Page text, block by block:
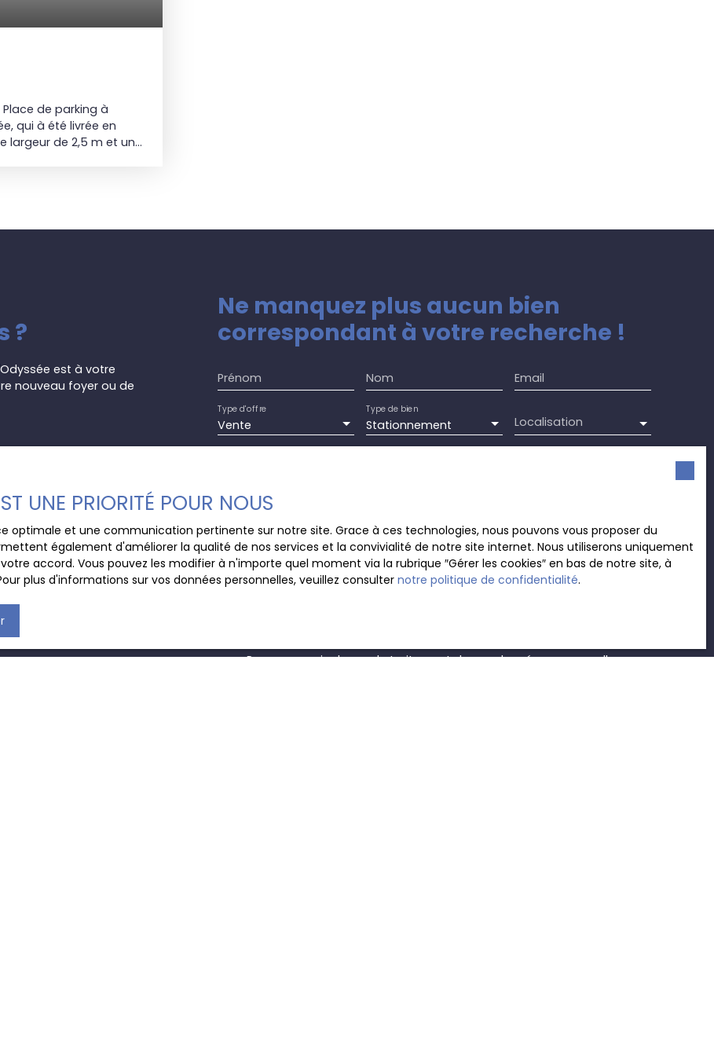
de parking à
qui à été livrée en
largeur de 2,5 m et une
?
est à votre
nouveau foyer ou de
Ne manquez plus aucun bien
correspondant à votre recherche !
Prénom Nom Email
Vente
Type d'offre
Stationnement
Type de bien
Localisation
J'accepte le traitement de mes données personnelles conformément
au RGPD. Si vous ne souhaitez pas faire l'objet de prospection
commerciale par voie téléphonique, vous pouvez vous inscrire
gratuitement sur la liste d'opposition au démarchage téléphonique,
prévu par l'article L223-1 du code de la consommation, sur le site
Pour en savoir plus sur le traitement de vos données personnelles,
UNE PRIORITÉ POUR NOUS
optimale et une communication pertinente sur notre site. Grace à ces technologies, nous pouvons vous proposer du
également d'améliorer la qualité de nos services et la convivialité de notre site internet. Nous utiliserons uniquement
accord. Vous pouvez les modifier à n'importe quel moment via la rubrique ″Gérer les cookies″ en bas de notre site, à
plus d'informations sur vos données personnelles, veuillez consulternotre politique de confidentialité.